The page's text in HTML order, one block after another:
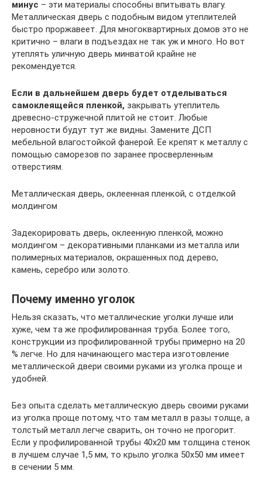
минус – эти материалы способны впитывать влагу.
Металлическая дверь с подобным видом утеплителей
быстро проржавеет. Для многоквартирных домов это не
критично – влаги в подъездах не так уж и много. Но вот
утеплять уличную дверь минватой крайне не
рекомендуется.
Если в дальнейшем дверь будет отделываться
самоклеящейся пленкой, закрывать утеплитель
древесно-стружечной плитой не стоит. Любые
неровности будут тут же видны. Замените ДСП
мебельной влагостойкой фанерой. Ее крепят к металлу с
помощью саморезов по заранее просверленным
отверстиям.
Металлическая дверь, оклеенная пленкой, с отделкой
молдингом
Задекорировать дверь, оклеенную пленкой, можно
молдингом – декоративными планками из металла или
полимерных материалов, окрашенных под дерево,
камень, серебро или золото.
Почему именно уголок
Нельзя сказать, что металлические уголки лучше или
хуже, чем та же профилированная труба. Более того,
конструкции из профилированной трубы примерно на 20
% легче. Но для начинающего мастера изготовление
металлической двери своими руками из уголка проще и
удобней.
Без опыта сделать металлическую дверь своими руками
из уголка проще потому, что там металл в разы толще, а
толстый металл легче сварить, он точно не прогорит.
Если у профилированной трубы 40х20 мм толщина стенок
в лучшем случае 1,5 мм, то крыло уголка 50х50 мм имеет
в сечении 5 мм.